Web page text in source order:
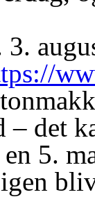
– det
5.